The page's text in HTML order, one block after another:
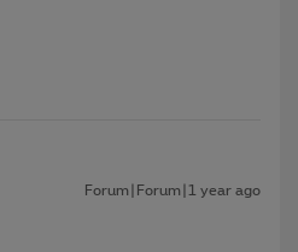
Forum|Forum|1 year ago